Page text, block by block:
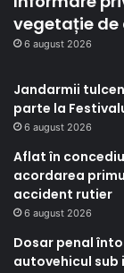
vegetație
6 august 2026
Jandarmii
parte la
6 august 2026
Aflat în
acordarea
accident rutier
6 august 2026
Dosar penal
autovehicul sub